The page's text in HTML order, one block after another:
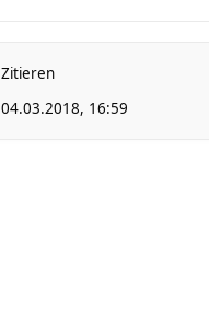
Zitieren
04.03.2018, 16:59